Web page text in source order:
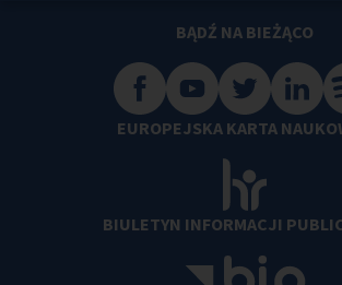
BĄDŹ NA BIEŻĄCO
EUROPEJSKA KARTA
BIULETYN INFORMACJI